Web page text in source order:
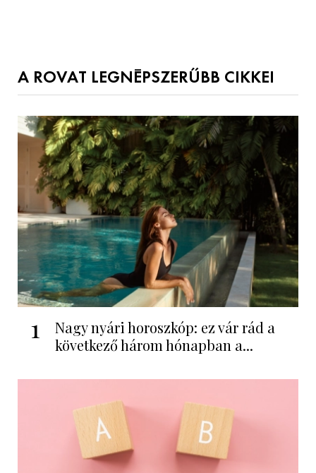
A ROVAT LEGNÉPSZERŰBB CIKKEI
1
Nagy nyári horoszkóp: ez vár rád a
következő három hónapban a...